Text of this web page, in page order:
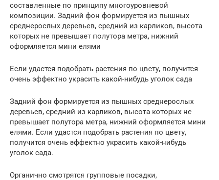
составленные по принципу многоуровневой
композиции. Задний фон формируется из пышных
среднерослых деревьев, средний из карликов, высота
которых не превышает полутора метра, нижний
оформляется мини елями
Если удастся подобрать растения по цвету, получится
очень эффектно украсить какой-нибудь уголок сада
Задний фон формируется из пышных среднерослых
деревьев, средний из карликов, высота которых не
превышает полутора метра, нижний оформляется мини
елями. Если удастся подобрать растения по цвету,
получится очень эффектно украсить какой-нибудь
уголок сада.
Органично смотрятся групповые посадки,